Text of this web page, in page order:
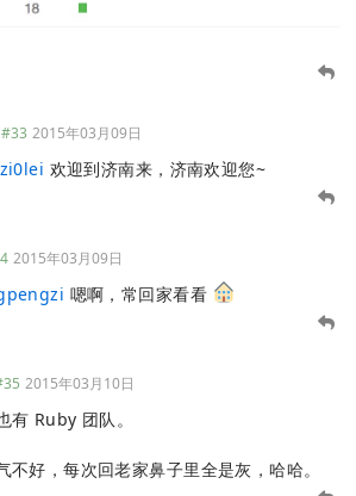
#33 2015年03月09日
欢迎到济南来，济南欢迎您~
2015年03月09日
嗯啊，常回家看看
2015年03月10日
有 Ruby 团队。
不好，每次回老家鼻子里全是灰，哈哈。